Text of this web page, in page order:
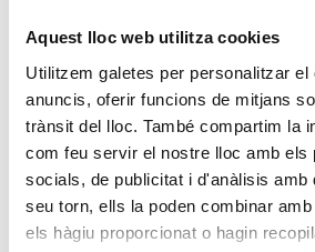
Aquest lloc web utilitza cookies
Utilitzem galetes per personalitzar el
anuncis, oferir funcions de mitjans
trànsit del lloc. També compartim la
com feu servir el nostre lloc amb els
socials, de publicitat i d'anàlisis amb
seu torn, ells la poden combinar
els hàgiu proporcionat o hagin
emppersona, de forma
amb el seuknow-how.
LaXarxa de Voluntariates
any i és un valor afegit de
estratègic. Actualment, la
més de 30 professionals amb
solidari.
Gràcies per ser-hi!